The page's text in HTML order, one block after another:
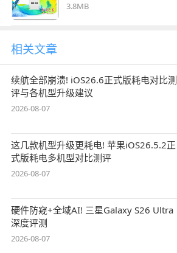
3.8MB
相关文章
续航全部崩溃! iOS26.6正式版耗电对比测
评与各机型升级建议
2026-08-07
这几款机型升级更耗电! 苹果iOS26.5.2正
式版耗电多机型对比测评
2026-08-07
硬件防窥+全域AI! 三星Galaxy S26 Ultra
深度评测
2026-08-07